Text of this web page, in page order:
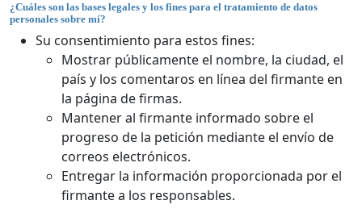
¿Cuáles son las bases legales y los fines para el tratamiento de datos
personales sobre mí?
Su consentimiento para estos fines:
Mostrar públicamente el nombre, la ciudad, el
país y los comentaros en línea del firmante en
la página de firmas.
Mantener al firmante informado sobre el
progreso de la petición mediante el envío de
correos electrónicos.
Entregar la información proporcionada por el
firmante a los responsables.